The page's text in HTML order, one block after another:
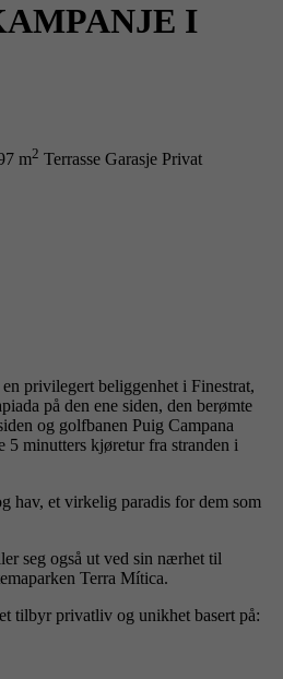
I
m2 Terrasse Garasje Privat
privilegert beliggenhet i Finestrat,
på den ene siden, den berømte
og golfbanen Puig Campana
5 minutters kjøretur fra stranden i
hav, et virkelig paradis for dem som
seg også ut ved sin nærhet til
Terra Mítica.
tilbyr privatliv og unikhet basert på: